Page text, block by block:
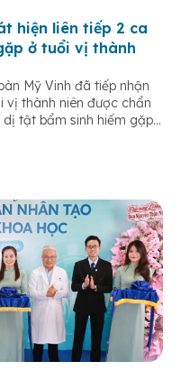
hiện liên tiếp 2 ca
ở tuổi vị thành
Mỹ Vinh đã tiếp nhận
vị thành niên được chẩn
tật bẩm sinh hiếm gặp